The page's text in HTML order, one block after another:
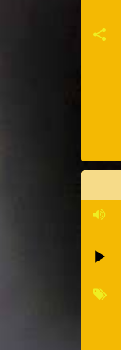
Audio-
Player